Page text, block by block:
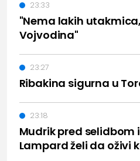
"Nema lakih
Vojvodina"
23:33
Ribakina sigurna u
23:27
Mudrik pred selidbom
Lampard želi da oživi
23:18